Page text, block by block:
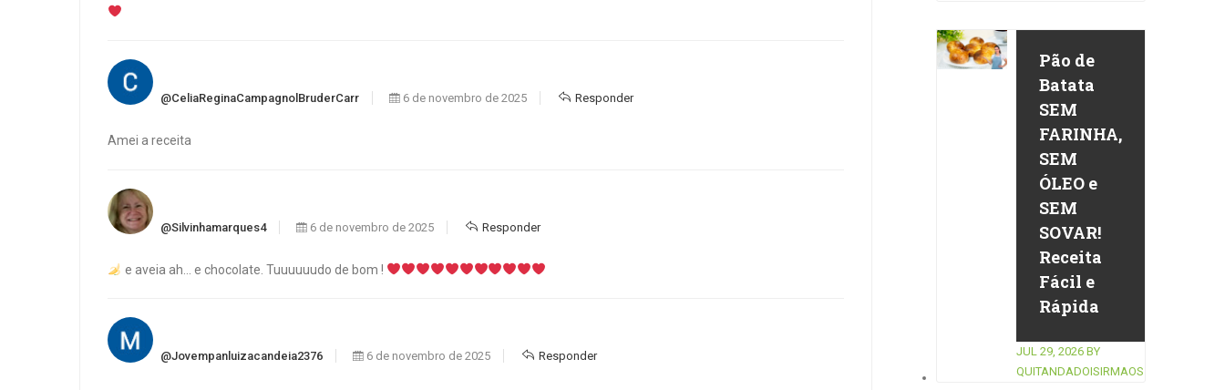
@CeliaReginaCampagnolBruderCarr 6 de novembro de 2025 Responder
Amei a receita
@silvinhamarques4 6 de novembro de 2025 Responder
e aveia ah… e chocolate. Tuuuuuudo de bom !
@jovempanluizacandeia2376 6 de novembro de 2025 Responder
Pão de
Batata
SEM
FARINHA,
SEM
ÓLEO e
SEM
SOVAR!
Receita
Fácil e
Rápida
JUL 29, 2026 BY
QUITANDADOISIRMAOS